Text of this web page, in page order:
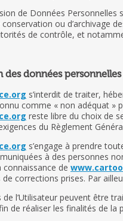
de Données
ou d’archivage
de contrôle, et
données personnelles
s’interdit de traiter,
comme « non adéquat
reste libre du choix de
du Règlement
s’engage à prendre
à des personnes
de
corrections prises. Par
l’Utilisateur peuvent être
de réaliser les finalités de la